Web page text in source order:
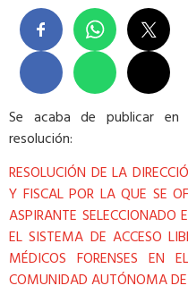
Se acaba de publicar
resolución:
RESOLUCIÓN DE LA
Y FISCAL POR LA QUE SE
ASPIRANTE SELECCIONADO
EL SISTEMA DE ACCESO
MÉDICOS FORENSES EN
COMUNIDAD AUTÓNOMA